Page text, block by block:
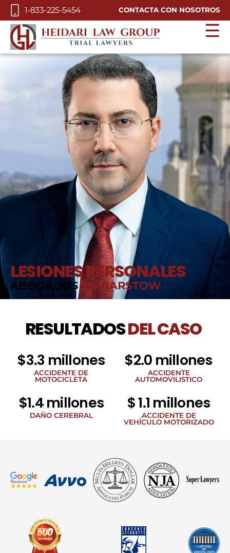
Skip to Main Content
1-833-225-5454 CONTACTA CON NOSOTROS
☰
LESIONES PERSONALES
ABOGADOSEN BARSTOW
RESULTADOSDEL CASO
$3.3 millones
ACCIDENTE DE
MOTOCICLETA
$2.0 millones
ACCIDENTE
AUTOMOVILISTICO
$1.4 millones
DAÑO CEREBRAL
$ 1.1 millones
ACCIDENTE DE
VEHÍCULO MOTORIZADO